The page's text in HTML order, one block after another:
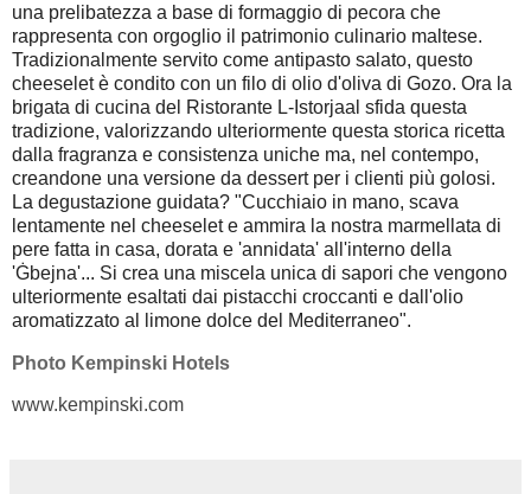
una prelibatezza a base di formaggio di pecora che
rappresenta con orgoglio il patrimonio culinario maltese.
Tradizionalmente servito come antipasto salato, questo
cheeselet è condito con un filo di olio d'oliva di Gozo. Ora la
brigata di cucina del Ristorante L-Istorjaal sfida questa
tradizione, valorizzando ulteriormente questa storica ricetta
dalla fragranza e consistenza uniche ma, nel contempo,
creandone una versione da dessert per i clienti più golosi.
La degustazione guidata? "Cucchiaio in mano, scava
lentamente nel cheeselet e ammira la nostra marmellata di
pere fatta in casa, dorata e 'annidata' all'interno della
'Ġbejna'... Si crea una miscela unica di sapori che vengono
ulteriormente esaltati dai pistacchi croccanti e dall'olio
aromatizzato al limone dolce del Mediterraneo".
Photo Kempinski Hotels
www.kempinski.com